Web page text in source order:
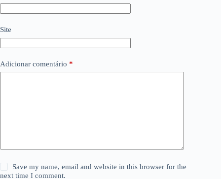
Site
Adicionar comentário *
Save my name, email and website in this browser for the
next time I comment.